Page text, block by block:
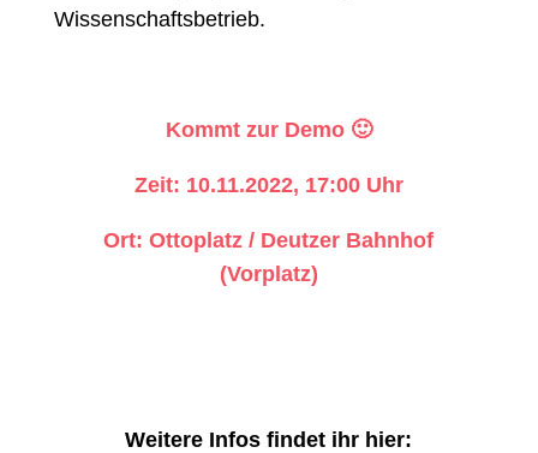
Wissenschaftsbetrieb.
Kommt zur Demo 🙂
Zeit: 10.11.2022, 17:00 Uhr
Ort: Ottoplatz / Deutzer Bahnhof
(Vorplatz)
Weitere Infos findet ihr hier: